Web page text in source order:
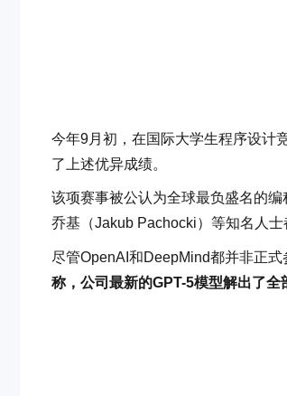
今年9月初，在国际大学生程序设计
了上述优异成绩。
该项赛事被公认为全球最负盛名的
乔基（Jakub Pachocki）等知名人士
尽管OpenAI和DeepMind都并非正
称，公司最新的GPT-5模型解出了全